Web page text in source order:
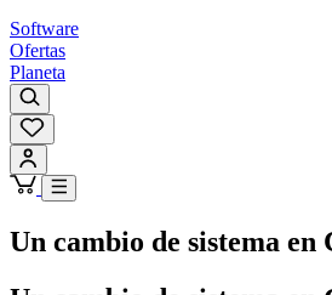
Software
Ofertas
Planeta
Un cambio de sistema